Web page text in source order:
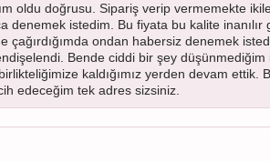
oldu doğrusu. Sipariş verip vermemekte
denemek istedim. Bu fiyata bu kalite inanılır
çağırdığımda ondan habersiz denemek
Bende ciddi bir şey düşünmediğim
kaldığımız yerden devam ettik.
edeceğim tek adres sizsiniz.